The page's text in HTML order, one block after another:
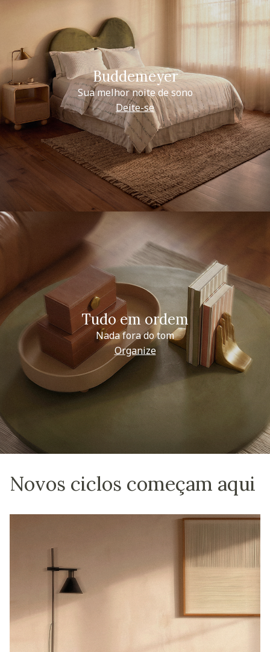
Buddemeyer
Sua melhor noite de sono
Deite-se
Tudo em ordem
Nada fora do tom
Organize
Novos ciclos começam aqui